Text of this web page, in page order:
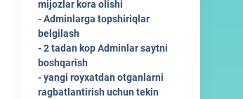
mijozlar kora olishi
- Adminlarga topshiriqlar
belgilash
- 2 tadan kop Adminlar saytni
boshqarish
- yangi royxatdan otganlarni
ragbatlantirish uchun tekin